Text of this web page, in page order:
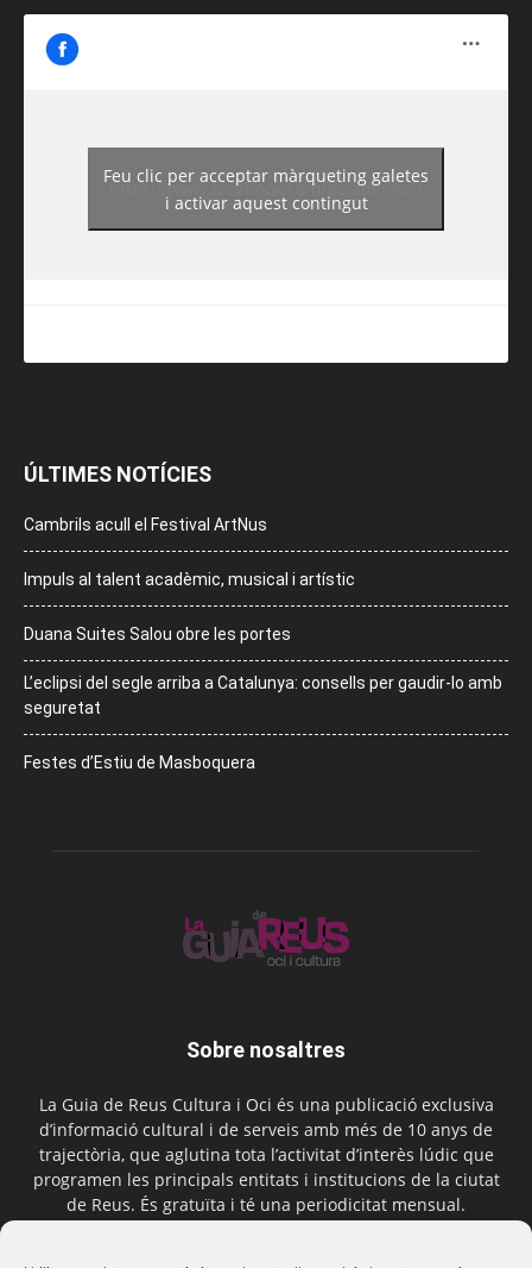
https://www.facebook.com/guiadereus/
Feu clic per acceptar màrqueting galetes
i activar aquest contingut
ÚLTIMES NOTÍCIES
Cambrils acull el Festival ArtNus
Impuls al talent acadèmic, musical i artístic
Duana Suites Salou obre les portes
L’eclipsi del segle arriba a Catalunya: consells per gaudir-lo amb
seguretat
Festes d’Estiu de Masboquera
Sobre nosaltres
La Guia de Reus Cultura i Oci és una publicació exclusiva
d’informació cultural i de serveis amb més de 10 anys de
trajectòria, que aglutina tota l’activitat d’interès lúdic que
programen les principals entitats i institucions de la ciutat
de Reus. És gratuïta i té una periodicitat mensual.